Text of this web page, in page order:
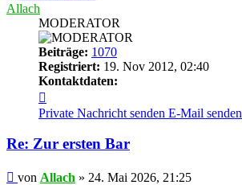
Allach
MODERATOR
Beiträge: 1070
Registriert: 19. Nov 2012, 02:40
Kontaktdaten:
von
Allach
Private Nachricht senden E-Mail senden
Re: Zur ersten Bar
Beitrag
von Allach » 24. Mai 2026, 21:25